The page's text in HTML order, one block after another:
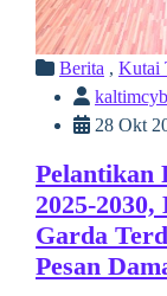
Berita , Kutai
28 Okt
Pelantikan
2025-
Garda
Pesan